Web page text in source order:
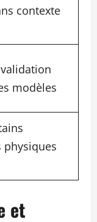
contexte
modèles
physiques
et